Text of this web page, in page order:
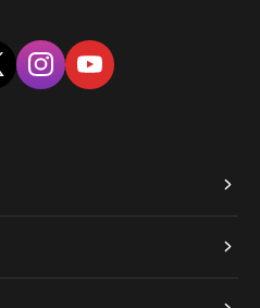
instagramyoutube